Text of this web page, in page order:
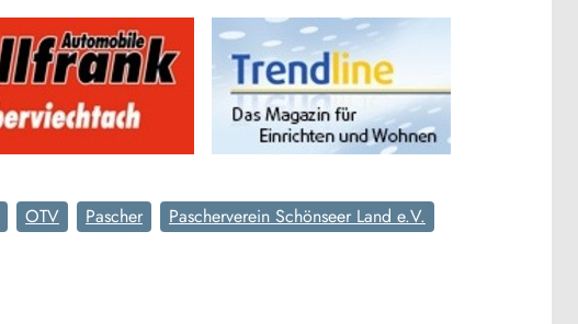
OTV Pascher
Pascherverein Schönseer Land e.V.